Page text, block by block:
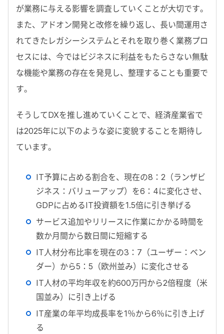
が業務に与える影響を調査していくことが大切です。
また、アドオン開発と改修を繰り返し、長い間運用さ
れてきたレガシーシステムとそれを取り巻く業務プロ
セスには、今ではビジネスに利益をもたらさない無駄
な機能や業務の存在を発見し、整理することも重要で
す。
そうしてDXを推し進めていくことで、経済産業省で
は2025年に以下のような姿に変貌することを期待し
ています。
IT予算に占める割合を、現在の8：2（ランザビ
ジネス：バリューアップ）を6：4に変化させ、
GDPに占めるIT投資額を1.5倍に引き挙げる
サービス追加やリリースに作業にかかる時間を
数か月間から数日間に短縮する
IT人材分布比率を現在の3：7（ユーザー：ベン
ダー）から5：5（欧州並み）に変化させる
IT人材の平均年収を約600万円から2倍程度（米
国並み）に引き上げる
IT産業の年平均成長率を1％から6％に引き上げ
る